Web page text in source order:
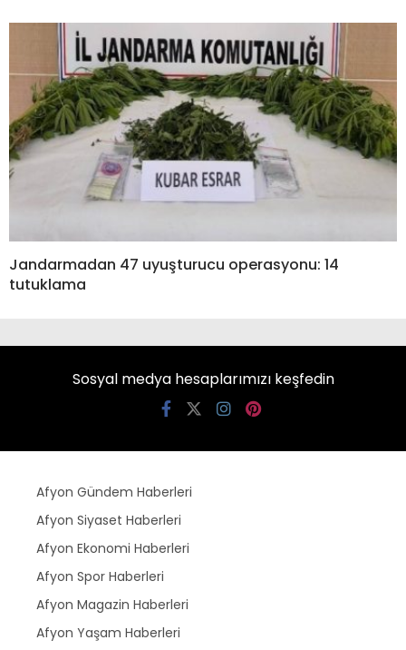
Jandarmadan 47 uyuşturucu operasyonu: 14
tutuklama
Sosyal medya hesaplarımızı keşfedin
Afyon Gündem Haberleri
Afyon Siyaset Haberleri
Afyon Ekonomi Haberleri
Afyon Spor Haberleri
Afyon Magazin Haberleri
Afyon Yaşam Haberleri